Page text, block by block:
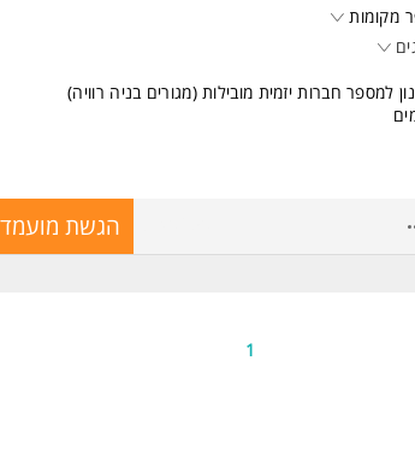
ונשים כאחד המשרה מיועדת לנשים ולגברים כאחד.
השמת חן >
מקומות
למספר חברות יזמית מובילות (מגורים בניה רוויה)
העין,פתח תקוה המשרה מיועדת לנשים ולגברים
הגשת
1